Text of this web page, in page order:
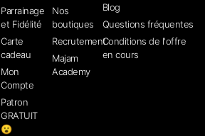
Blog
Questions fréquentes
Conditions de l'offre
en cours
Nos
boutiques
Recrutement
Majam
Academy
Parrainage
et Fidélité
Carte
cadeau
Mon
Compte
Patron
GRATUIT
😮